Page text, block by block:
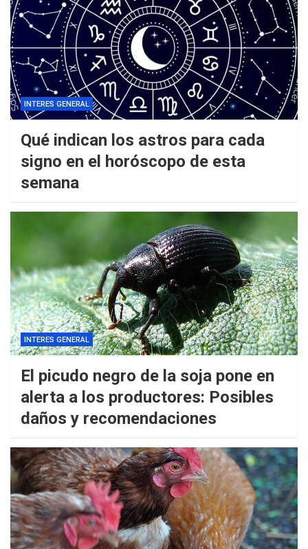
INTERES GENERAL
Qué indican los astros para cada
signo en el horóscopo de esta
semana
INTERES GENERAL
El picudo negro de la soja pone en
alerta a los productores: Posibles
daños y recomendaciones